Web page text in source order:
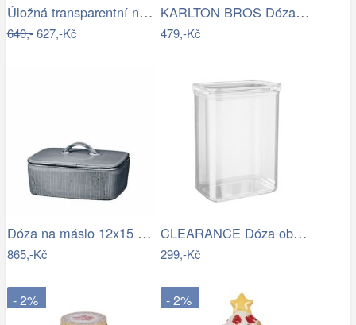
Úložná transparentní nádoba dóza s…
640,-627,-Kč
KARLTON BROS Dóza na sušenky 15 cm -…
479,-Kč
Dóza na máslo 12x15 cm Broste NORDIC…
865,-Kč
CLEARANCE Dóza obdélníková 2700 ml
299,-Kč
- 2% - 2%